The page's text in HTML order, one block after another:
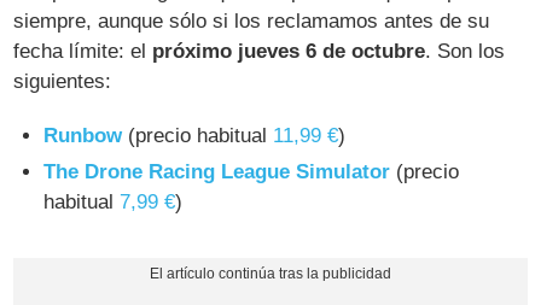
siempre, aunque sólo si los reclamamos antes de su
fecha límite: el próximo jueves 6 de octubre. Son los
siguientes:
Runbow(precio habitual 11,99 €)
The Drone Racing League Simulator (precio
habitual7,99 €)